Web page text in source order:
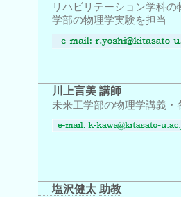
リハビリテーション学科
学部の物理学実験を担当
川上言美 講師
未来工学部の物理学講義・
塩沢健太 助教